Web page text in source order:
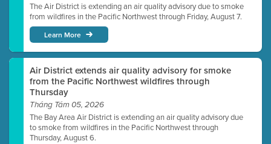
The Air District is extending an air quality advisory due to smoke
from wildfires in the Pacific Northwest through Friday, August 7.
Learn More
Air District extends air quality advisory for smoke
from the Pacific Northwest wildfires through
Thursday
Tháng Tám 05, 2026
The Bay Area Air District is extending an air quality advisory due
to smoke from wildfires in the Pacific Northwest through
Thursday, August 6.